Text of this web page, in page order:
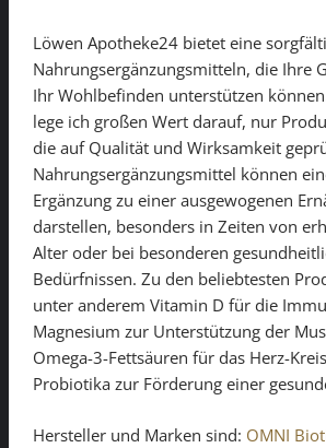
Löwen Apotheke24 bietet eine
Nahrungsergänzungsmitteln, die Ihre
Ihr Wohlbefinden unterstützen
lege ich großen Wert darauf, nur
die auf Qualität und Wirksamkeit
Nahrungsergänzungsmittel können
Ergänzung zu einer ausgewogenen
darstellen, besonders in Zeiten von
Alter oder bei besonderen
Bedürfnissen. Zu den beliebtesten
unter anderem Vitamin D für die
Magnesium zur Unterstützung der
Omega-3-Fettsäuren für das Herz-
Probiotika zur Förderung einer
Hersteller und Marken sind: OMNI